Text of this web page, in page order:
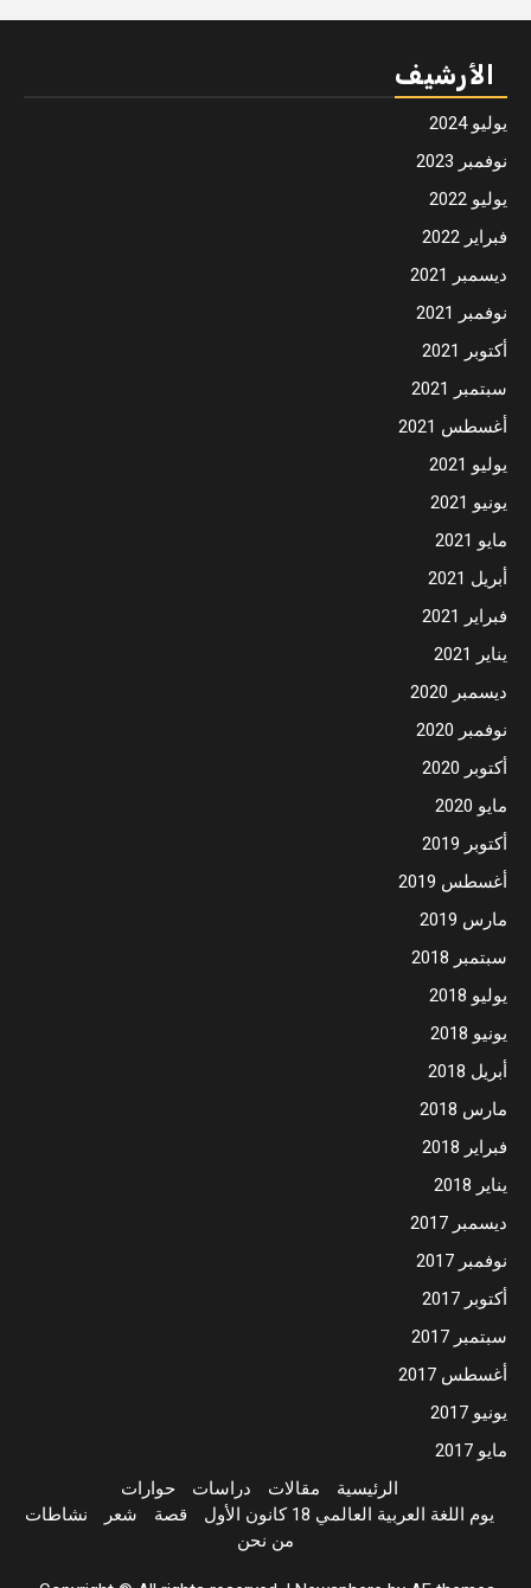
الأرشيف
يوليو 2024
نوفمبر 2023
يوليو 2022
فبراير 2022
ديسمبر 2021
نوفمبر 2021
أكتوبر 2021
سبتمبر 2021
أغسطس 2021
يوليو 2021
يونيو 2021
مايو 2021
أبريل 2021
فبراير 2021
يناير 2021
ديسمبر 2020
نوفمبر 2020
أكتوبر 2020
مايو 2020
أكتوبر 2019
أغسطس 2019
مارس 2019
سبتمبر 2018
يوليو 2018
يونيو 2018
أبريل 2018
مارس 2018
فبراير 2018
يناير 2018
ديسمبر 2017
نوفمبر 2017
أكتوبر 2017
سبتمبر 2017
أغسطس 2017
يونيو 2017
مايو 2017
الرئيسية
مقالات دراسات
حوارات
يوم اللغة العربية العالمي 18 كانون الأول
قصة شعر
نشاطات
من نحن